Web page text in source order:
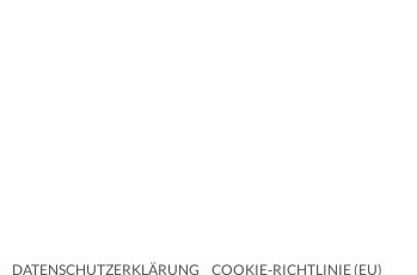
DATENSCHUTZERKLÄRUNG COOKIE-RICHTLINIE (EU)